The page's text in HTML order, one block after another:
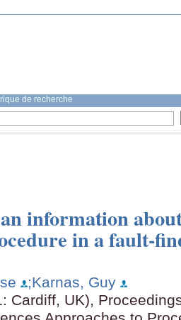
de recherche
information
in a fault-
;Karnas, Guy
Cardiff, UK),